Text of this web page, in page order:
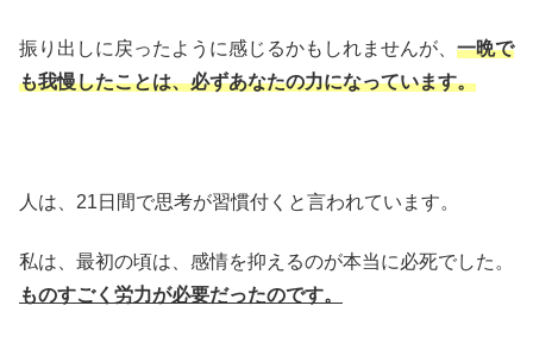
振り出しに戻ったように感じるかもしれませんが、 一晩で
も我慢したことは、必ずあなたの力になっています。
人は、21日間で思考が習慣付くと言われています。
私は、最初の頃は、感情を抑えるのが本当に必死でした。
ものすごく労力が必要だったのです。